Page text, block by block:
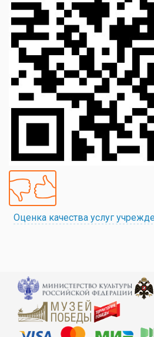
Оценка качества услуг